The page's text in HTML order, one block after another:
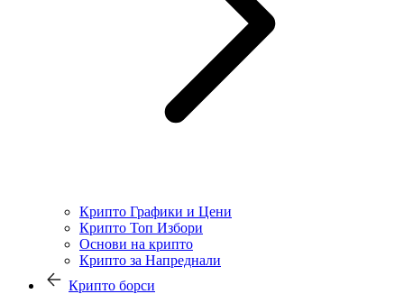
Крипто Графики и Цени
Крипто Топ Избори
Основи на крипто
Крипто за Напреднали
Крипто борси